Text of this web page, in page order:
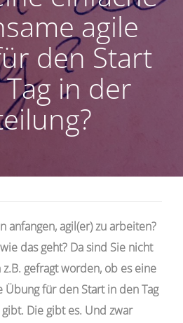
agile
den Start
in der
anfangen, agil(er) zu arbeiten?
das geht? Da sind Sie nicht
gefragt worden, ob es eine
Übung für den Start in den Tag
Die gibt es. Und zwar